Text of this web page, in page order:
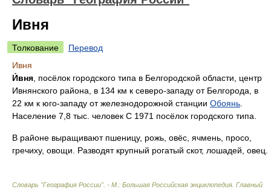
Ивня
Толкование
Перевод
Ивня
И́вня , посёлок городского типа в Белгородской области, центр
Ивнянского района, в 134 км к северо-западу от Белгорода, в
22 км к юго-западу от железнодорожной станции Обоянь
Население 7,8 тыс. человек С 1971 посёлок городского типа.
В районе выращивают пшеницу, рожь, овёс, ячмень, просо,
гречиху, овощи. Разводят крупный рогатый скот, лошадей, овец.
Словарь "География России". - М.: Большая Российская энциклопедия Главный